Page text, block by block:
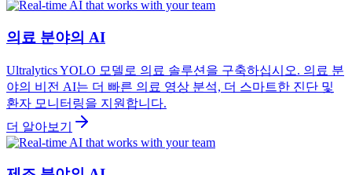
의료 분야의 AI
Ultralytics YOLO 모델로 의료 솔루션을 구축하십시오. 의료 분
야의 비전 AI는 더 빠른 의료 영상 분석, 더 스마트한 진단 및
환자 모니터링을 지원합니다.
더 알아보기